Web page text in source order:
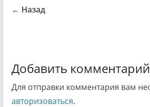
← Назад
Добавить комментарий
Для отправки комментария вам
авторизоваться.